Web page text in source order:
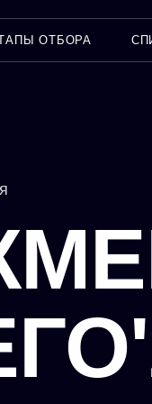
ОТБОРА